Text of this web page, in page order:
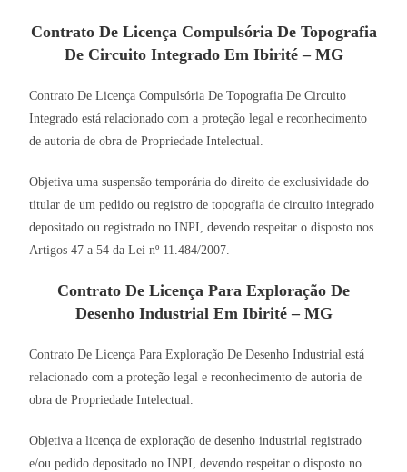
Contrato De Licença Compulsória De Topografia
De Circuito Integrado Em Ibirité – MG
Contrato De Licença Compulsória De Topografia De Circuito
Integrado está relacionado com a proteção legal e reconhecimento
de autoria de obra de Propriedade Intelectual.
Objetiva uma suspensão temporária do direito de exclusividade do
titular de um pedido ou registro de topografia de circuito integrado
depositado ou registrado no INPI, devendo respeitar o disposto nos
Artigos 47 a 54 da Lei nº 11.484/2007.
Contrato De Licença Para Exploração De
Desenho Industrial Em Ibirité – MG
Contrato De Licença Para Exploração De Desenho Industrial está
relacionado com a proteção legal e reconhecimento de autoria de
obra de Propriedade Intelectual.
Objetiva a licença de exploração de desenho industrial registrado
e/ou pedido depositado no INPI, devendo respeitar o disposto no